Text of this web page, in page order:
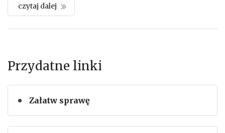
Przydatne linki
Załatw sprawę
czytaj dalej